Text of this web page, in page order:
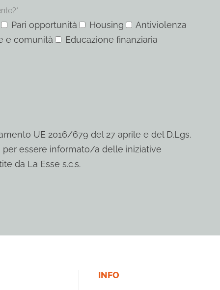
Pari opportunità Housing
Antiviolenza
e comunità
Educazione finanziaria
UE 2016/679 del 27 aprile e del D.Lgs.
essere informato/a delle iniziative
da La Esse s.c.s.
INFO